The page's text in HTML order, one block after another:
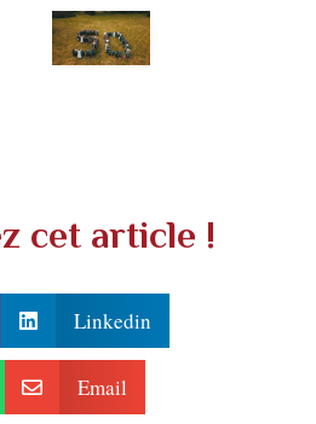
cet article !
 Linkedin
 Email